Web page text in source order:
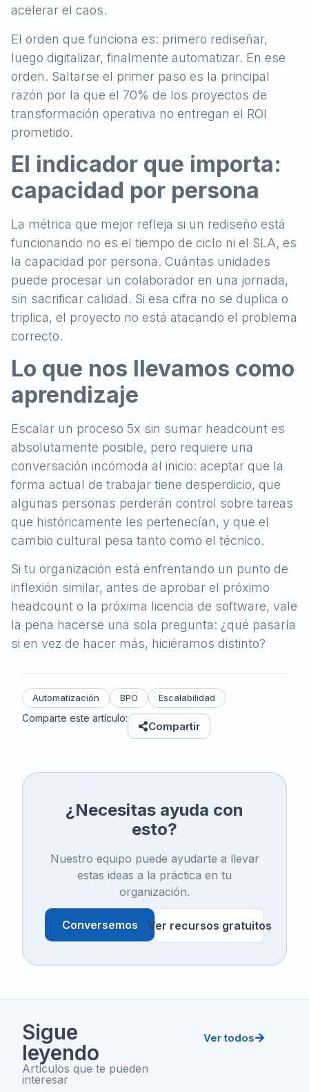
acelerar el caos.
El orden que funciona es: primero rediseñar,
luego digitalizar, finalmente automatizar. En ese
orden. Saltarse el primer paso es la principal
razón por la que el 70% de los proyectos de
transformación operativa no entregan el ROI
prometido.
El indicador que importa:
capacidad por persona
La métrica que mejor refleja si un rediseño está
funcionando no es el tiempo de ciclo ni el SLA, es
la capacidad por persona. Cuántas unidades
puede procesar un colaborador en una jornada,
sin sacrificar calidad. Si esa cifra no se duplica o
triplica, el proyecto no está atacando el problema
correcto.
Lo que nos llevamos como
aprendizaje
Escalar un proceso 5x sin sumar headcount es
absolutamente posible, pero requiere una
conversación incómoda al inicio: aceptar que la
forma actual de trabajar tiene desperdicio, que
algunas personas perderán control sobre tareas
que históricamente les pertenecían, y que el
cambio cultural pesa tanto como el técnico.
Si tu organización está enfrentando un punto de
inflexión similar, antes de aprobar el próximo
headcount o la próxima licencia de software, vale
la pena hacerse una sola pregunta: ¿qué pasaría
si en vez de hacer más, hiciéramos distinto?
Automatización BPO Escalabilidad
Comparte este artículo:
Compartir
¿Necesitas ayuda con
esto?
Nuestro equipo puede ayudarte a llevar
estas ideas a la práctica en tu
organización.
Conversemos Ver recursos gratuitos
Sigue
leyendo
Artículos que te pueden
interesar
Ver todos